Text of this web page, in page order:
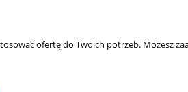
INFORMACJE
ofertę do Twoich potrzeb. Możesz